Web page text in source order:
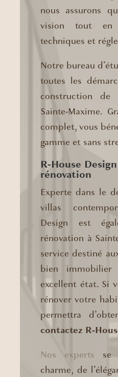
nous assurons
vision tout en
techniques et
Notre bureau
toutes les
construction de
Sainte-Maxime.
complet, vous
gamme et sans
R-House
rénovation
Experte dans le
villas
Design est
rénovation à
service destiné
bien immobilier
excellent état. Si
rénover votre
permettra
contactez R-
Nos experts se
charme, de